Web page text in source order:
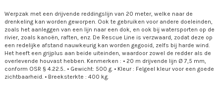
Werpzak met een drijvende reddingslijn van 20 meter, welke naar de
drenkeling kan worden geworpen. Ook te gebruiken voor andere doeleinden,
zoals het aanleggen van een lijn naar een dok, en ook bij watersporten op de
rivier, zoals kanoën, raften, enz. De Rescue Line is verzwaard, zodat deze op
een redelijke afstand nauwkeurig kan worden gegooid, zelfs bij harde wind.
Het heeft een grijplus aan beide uiteinden, waardoor zowel de redder als de
overlevende houvast hebben. Kenmerken : • 20 m drijvende lijn Ø 7,5 mm,
conform OSR § 4.22.5.. • Gewicht: 500 g. • Kleur : Felgeel kleur voor een goede
zichtbaarheid. • Breeksterkte : 400 kg.